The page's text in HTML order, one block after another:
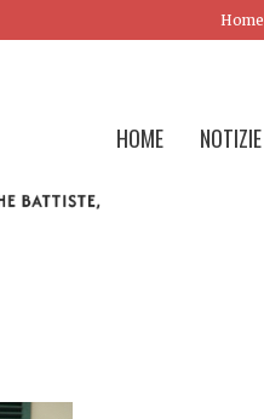
Home
HOME NOTIZIE